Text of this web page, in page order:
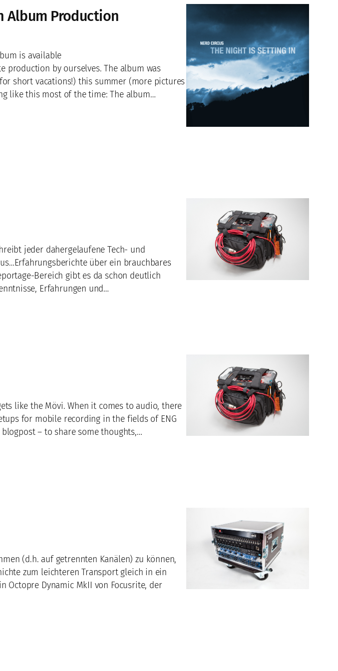
Album Production
is available
production by ourselves. The album was
short vacations!) this summer (more pictures
like this most of the time: The album…
jeder dahergelaufene Tech- und
über ein brauchbares
Bereich gibt es da schon deutlich
Erfahrungen und…
like the Mövi. When it comes to audio, there
for mobile recording in the fields of ENG
– to share some thoughts,…
(d.h. auf getrennten Kanälen) zu können,
zum leichteren Transport gleich in ein
Octopre Dynamic MkII von Focusrite, der